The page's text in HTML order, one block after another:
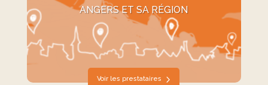
ANGERS ET SA RÉGION
Voir les prestataires